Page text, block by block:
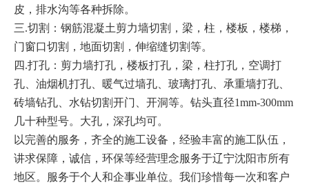
皮，排水沟等各种拆除。
三.切割：钢筋混凝土剪力墙切割，梁，柱，楼板，楼梯，
门窗口切割，地面切割，伸缩缝切割等。
四.打孔：剪力墙打孔，楼板打孔，梁，柱打孔，空调打
孔、油烟机打孔、暖气过墙孔、玻璃打孔、承重墙打孔、
砖墙钻孔、水钻切割开门、开洞等。钻头直径1mm-300mm
几十种型号。大孔，深孔均可。
以完善的服务，齐全的施工设备，经验丰富的施工队伍，
讲求保障，诚信，环保等经营理念服务于辽宁沈阳市所有
地区。服务于个人和企事业单位。我们珍惜每一次和客户